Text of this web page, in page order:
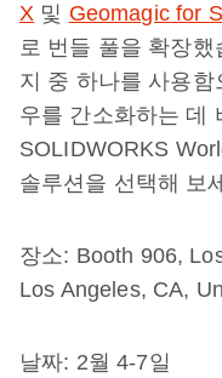
X 및 Geomagic for
로 번들 풀을 확장했
지 중 하나를 사용
우를 간소화하는 데
SOLIDWORKS
솔루션을 선택해 보
장소: Booth 906,
Los Angeles, CA,
날짜: 2월 4-7일